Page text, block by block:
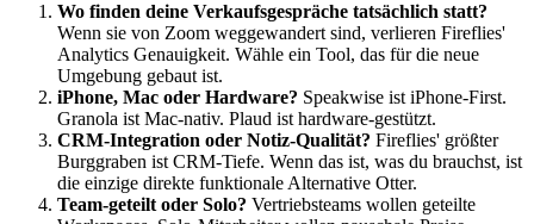
Wo finden deine Verkaufsgespräche tatsächlich statt?
Wenn sie von Zoom weggewandert sind, verlieren Fireflies'
Analytics Genauigkeit. Wähle ein Tool, das für die neue
Umgebung gebaut ist.
iPhone, Mac oder Hardware? Speakwise ist iPhone-First.
Granola ist Mac-nativ. Plaud ist hardware-gestützt.
CRM-Integration oder Notiz-Qualität? Fireflies' größter
Burggraben ist CRM-Tiefe. Wenn das ist, was du brauchst, ist
die einzige direkte funktionale Alternative Otter.
Team-geteilt oder Solo? Vertriebsteams wollen geteilte